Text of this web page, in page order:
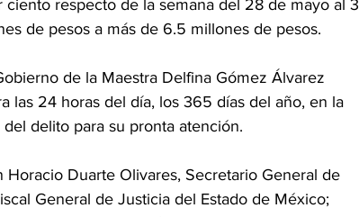
respecto de la semana del 28 de mayo al 3
de pesos a más de 6.5 millones de pesos.
de la Maestra Delfina Gómez Álvarez
las 24 horas del día, los 365 días del año, en la
delito para su pronta atención.
Horacio Duarte Olivares, Secretario General de
General de Justicia del Estado de México;